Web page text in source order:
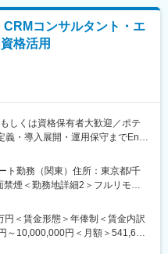
、データ活用やシステム構造改
経営資源の強化等に取り組みま
し、定量的な価値証明を実施。
実装し、全社展開および内製化
視し、継続的な学習と改善サイク
、「自らを最初のクライアン
きます。
ンサルティング）
コンサルの「融合」にありま
CRMコンサルタント・エ
格活用
しくは資格保有者大歓迎／ポテ
・導入展開・運用保守までEnd-
グループ◆
グループ会社のデロイトトーマ
からSlまで一気通貫で担ってい
ト勤務（関東）住所：東京都/千
煙＜勤務地詳細2＞フルリモー
地下鉄 七隈線／天神南駅受動喫煙
3＞全国フルリモート勤務（関
煙対策：屋内全面禁煙
円＜賃金形態＞年俸制＜賃金内訳
～10,000,000円＜月額＞541,666